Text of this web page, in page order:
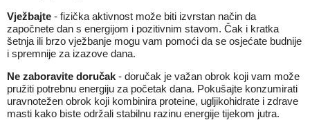
Vježbajte - fizička aktivnost može biti izvrstan način da
započnete dan s energijom i pozitivnim stavom. Čak i kratka
šetnja ili brzo vježbanje mogu vam pomoći da se osjećate budnije
i spremnije za izazove dana.
Ne zaboravite doručak - doručak je važan obrok koji vam može
pružiti potrebnu energiju za početak dana. Pokušajte konzumirati
uravnotežen obrok koji kombinira proteine, ugljikohidrate i zdrave
masti kako biste održali stabilnu razinu energije tijekom jutra.